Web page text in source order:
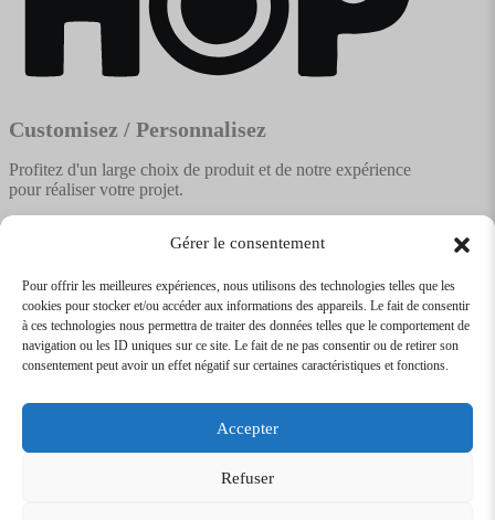
Gérer le consentement
Pour offrir les meilleures expériences, nous utilisons des technologies telles que les
cookies pour stocker et/ou accéder aux informations des appareils. Le fait de consentir
à ces technologies nous permettra de traiter des données telles que le comportement de
navigation ou les ID uniques sur ce site. Le fait de ne pas consentir ou de retirer son
consentement peut avoir un effet négatif sur certaines caractéristiques et fonctions.
Accepter
Refuser
Customisez / Personnalisez
Profitez d'un large choix de produit et de notre expérience
pour réaliser votre projet.
Textile Articles Publicitaires
Infos
Boutique en ligne
Express 24H
Tarifs Revendeurs